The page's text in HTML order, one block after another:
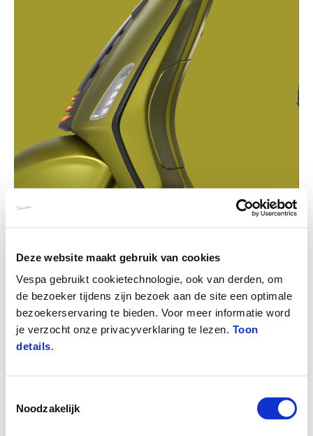
Deze website maakt gebruik van cookies
Vespa gebruikt cookietechnologie, ook van derden, om
de bezoeker tijdens zijn bezoek aan de site een optimale
bezoekerservaring te bieden. Voor meer informatie word
je verzocht onze privacyverklaring te lezen. Toon
details.
Noodzakelijk